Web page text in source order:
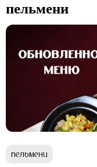
пельмени
пельмени